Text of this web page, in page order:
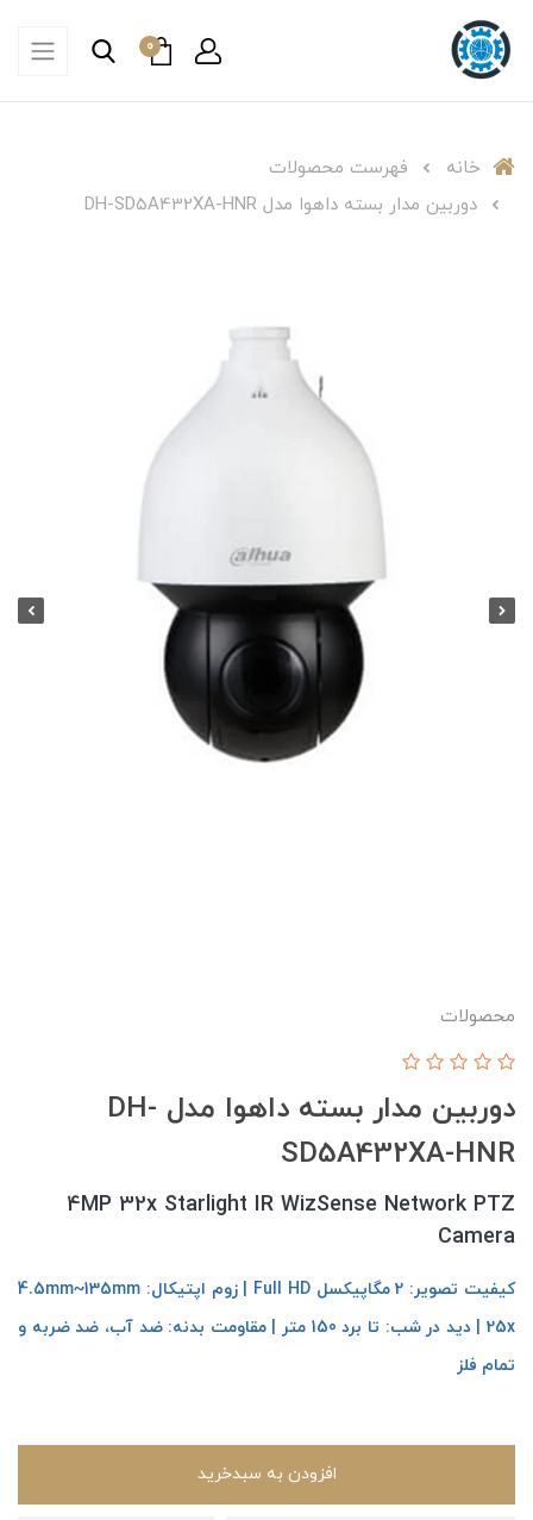
0
خانه
فهرست محصولات
دوربین مدار بسته داهوا مدل DH-SD5A432XA-HNR
محصولات
دوربین مدار بسته داهوا مدل DH-
SD5A432XA-HNR
4MP 32x Starlight IR WizSense Network PTZ
Camera
کیفیت تصویر: 2 مگاپیکسل Full HD | زوم اپتیکال: 4.5mm~135mm
25x | دید در شب: تا برد 150 متر | مقاومت بدنه: ضد آب، ضد ضربه و
تمام فلز
افزودن به سبدخرید